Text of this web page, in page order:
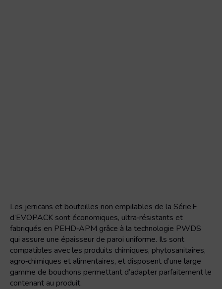
Les jerricans et bouteilles non empilables de la Série F
d’EVOPACK sont économiques, ultra‑résistants et
fabriqués en PEHD‑APM grâce à la technologie PWDS
qui assure une épaisseur de paroi uniforme. Ils sont
compatibles avec les produits chimiques, phytosanitaires,
agro‑chimiques et alimentaires, et disposent d’une large
gamme de bouchons permettant d’adapter parfaitement le
contenant au produit.